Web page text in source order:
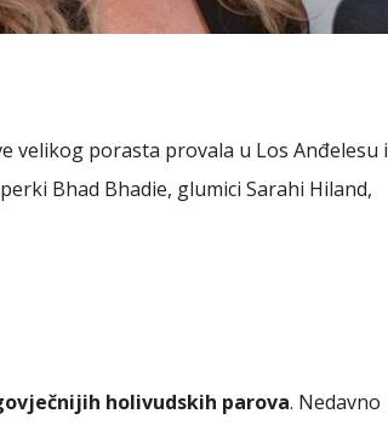
velikog porasta provala u Los Anđelesu i
Bhad Bhadie, glumici Sarahi Hiland,
holivudskih parova. Nedavno